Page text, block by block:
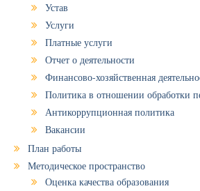
Устав
Услуги
Платные услуги
Отчет о деятельности
Финансово-хозяйственная
Политика в отношении обработки
Антикоррупционная политика
Вакансии
План работы
Методическое пространство
Оценка качества образования